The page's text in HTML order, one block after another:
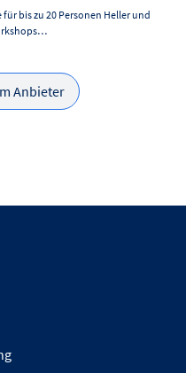
für bis zu 20 Personen Heller und
Anbieter